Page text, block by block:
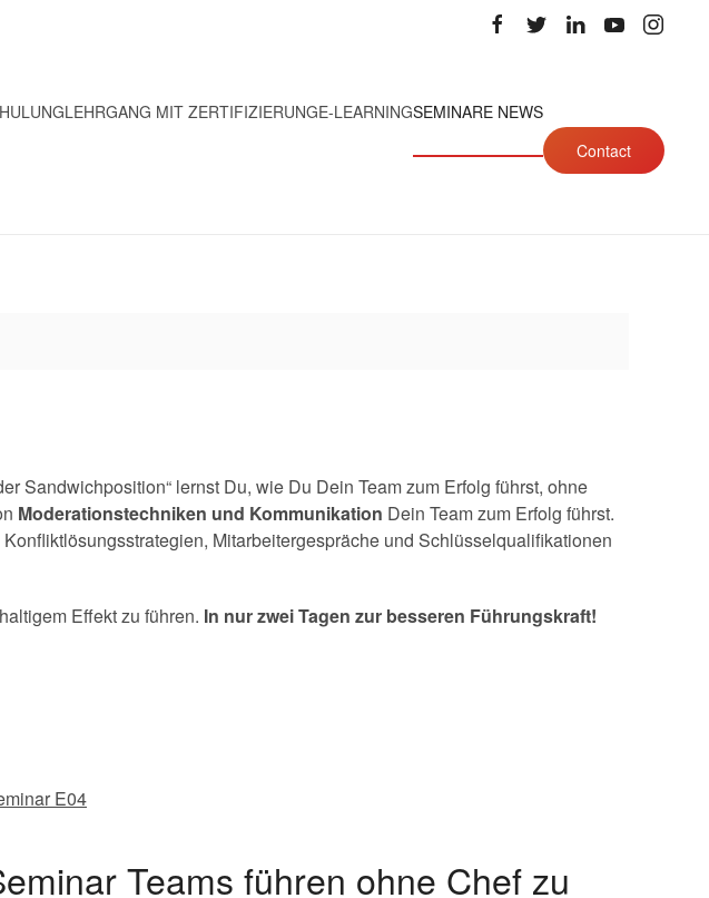
LEHRGANG MIT ZERTIFIZIERUNGE-LEARNINGSEMINARE NEWS
Contact
Sandwichposition“ lernst Du, wie Du Dein Team zum Erfolg führst, ohne
Moderationstechniken und Kommunikation Dein Team zum Erfolg führst.
Mitarbeitergespräche und Schlüsselqualifikationen
Effekt zu führen. In nur zwei Tagen zur besseren Führungskraft!
E04
Teams führen ohne Chef zu